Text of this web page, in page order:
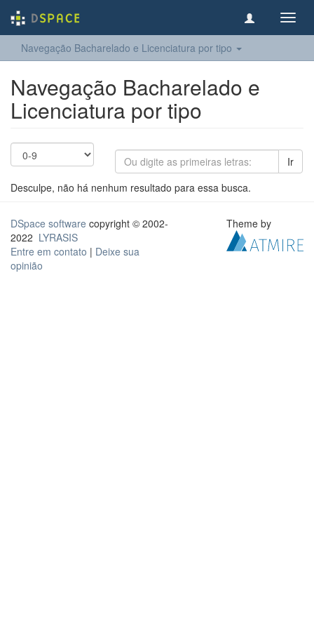
Navegação Bacharelado e Licenciatura por tipo
Navegação Bacharelado e
Licenciatura por tipo
Ir
Desculpe, não há nenhum resultado para essa busca.
DSpace software copyright © 2002-
2022 LYRASIS
Entre em contato | Deixe sua
opinião
Theme by